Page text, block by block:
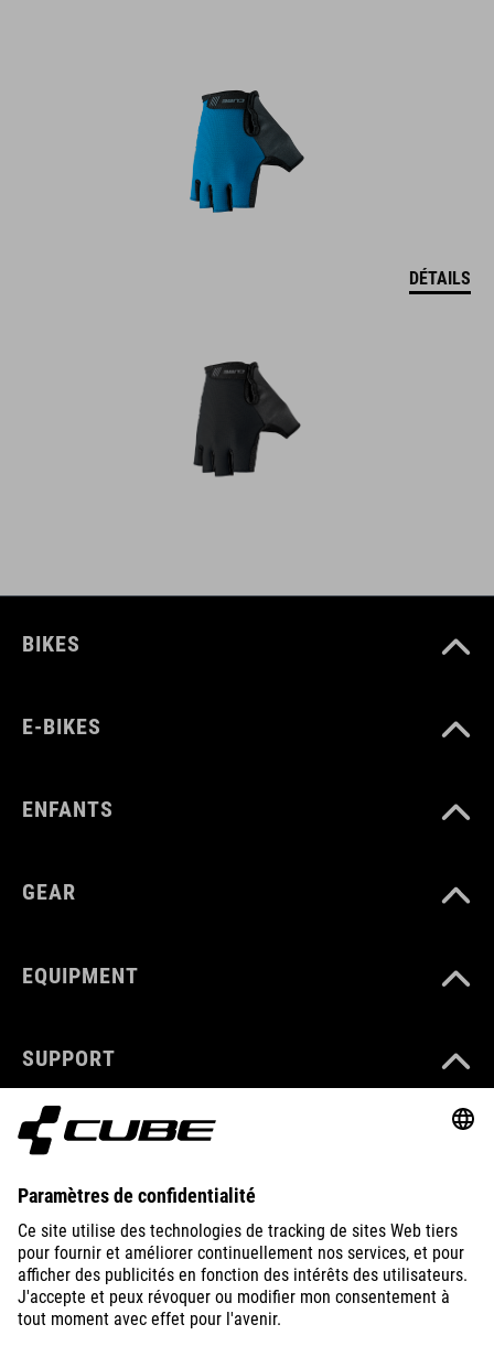
DÉTAILS
BIKES
E-BIKES
ENFANTS
GEAR
EQUIPMENT
SUPPORT
ABOUT US
EXPLORE